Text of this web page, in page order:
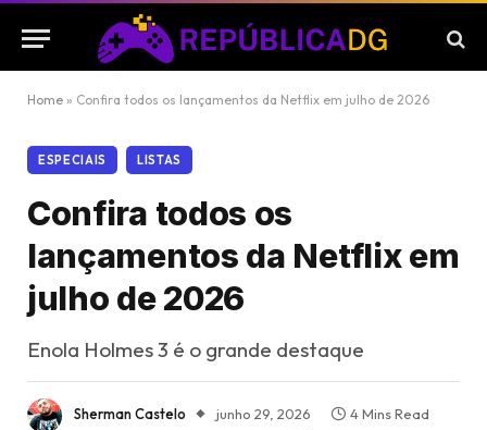
Home » Confira todos os lançamentos da Netflix em julho de 2026
ESPECIAIS LISTAS
Confira todos os
lançamentos da Netflix em
julho de 2026
Enola Holmes 3 é o grande destaque
Sherman Castelo junho 29, 2026
4 Mins Read